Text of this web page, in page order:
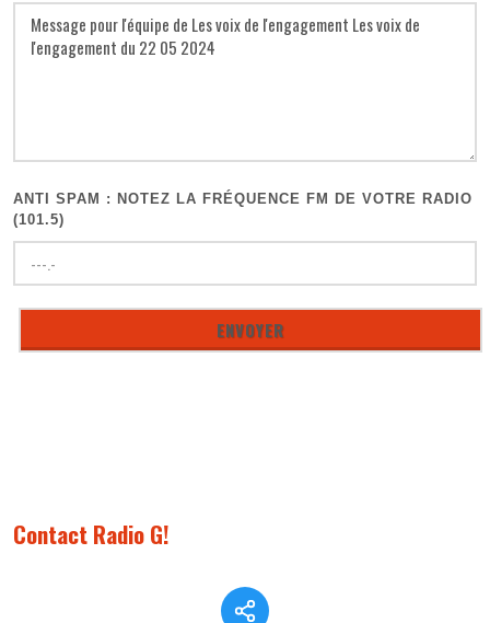
ANTI SPAM : NOTEZ LA FRÉQUENCE FM DE VOTRE RADIO
(101.5)
Contact Radio G!